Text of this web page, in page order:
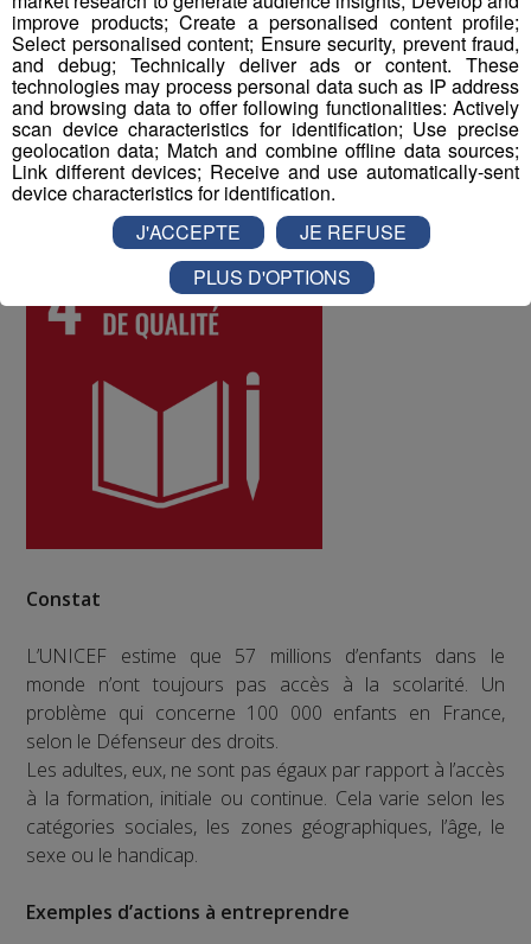
difficultés qui pourraient être rencontrées par les
différents salariés, et d'y remédier. Au mois de juin 2022,
les collaborateurs ont donné une note globale de 8 sur
10 à la qualité de vie au travail au sein du Groupe Mont
Blanc Médias.
ODD numéro 4 : Education de qualité
Constat
L’UNICEF estime que 57 millions d’enfants dans le
monde n’ont toujours pas accès à la scolarité. Un
problème qui concerne 100 000 enfants en France,
selon le Défenseur des droits.
Les adultes, eux, ne sont pas égaux par rapport à l’accès
à la formation, initiale ou continue. Cela varie selon les
catégories sociales, les zones géographiques, l’âge, le
sexe ou le handicap.
Exemples d’actions à entreprendre
improve products; Create a personalised content profile;
Select personalised content; Ensure security, prevent fraud,
and debug; Technically deliver ads or content. These
technologies may process personal data such as IP address
and browsing data to offer following functionalities: Actively
scan device characteristics for identification; Use precise
geolocation data; Match and combine offline data sources;
Link different devices; Receive and use automatically-sent
device characteristics for identification.
J'ACCEPTE
JE REFUSE
PLUS D'OPTIONS